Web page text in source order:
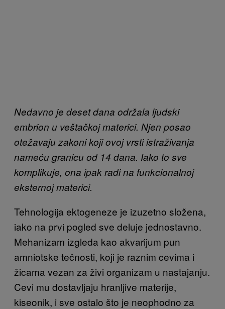
Nedavno je deset dana održala ljudski
embrion u veštačkoj materici. Njen posao
otežavaju zakoni koji ovoj vrsti istraživanja
nameću granicu od 14 dana. Iako to sve
komplikuje, ona ipak radi na funkcionalnoj
eksternoj materici.
Tehnologija ektogeneze je izuzetno složena,
iako na prvi pogled sve deluje jednostavno.
Mehanizam izgleda kao akvarijum pun
amniotske tečnosti, koji je raznim cevima i
žicama vezan za živi organizam u nastajanju.
Cevi mu dostavljaju hranljive materije,
kiseonik, i sve ostalo što je neophodno za